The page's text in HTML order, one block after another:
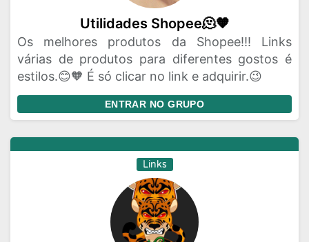
Utilidades Shopee🫠🧡
Os melhores produtos da Shopee!!! Links
várias de produtos para diferentes gostos é
estilos.😊🧡 É só clicar no link e adquirir.😉
ENTRAR NO GRUPO
Links